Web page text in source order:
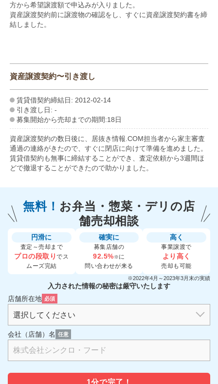
方から希望譲渡額で申込みが入りました。
資産譲渡契約前に譲渡物の確認をし、すぐに資産譲渡契約書を締
結しました。
資産譲渡契約〜引き渡し
賃貸借契約締結日: 2012-02-14
引き渡し日: -
募集開始から売却までの期間:18日
資産譲渡契約の数日後に、居抜き情報.COM担当者から家主審査
通過の連絡がきたので、すぐに閉店に向けて準備を進めました。
賃貸借契約も無事に締結することができ、査定依頼から3週間ほ
どで撤退することができたので助かりました。
無料！ お弁当・惣菜・デリの店
舗売却相談
円滑に
査定～売却まで
プロの段取りでス
ムーズ完結
確実に
募集店舗の
92.5%※に
問い合わせが来る
高く
事業譲渡で
より高く
売却も可能
※2022年4月～2023年3月末の実績
入力された情報の秘密は厳守いたします
店舗所在地 必須
会社（店舗）名 任意
1分で完了！